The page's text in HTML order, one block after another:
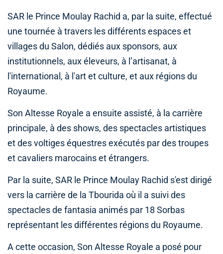
SAR le Prince Moulay Rachid a, par la suite, effectué
une tournée à travers les différents espaces et
villages du Salon, dédiés aux sponsors, aux
institutionnels, aux éleveurs, à l’artisanat, à
l'international, à l'art et culture, et aux régions du
Royaume.
Son Altesse Royale a ensuite assisté, à la carrière
principale, à des shows, des spectacles artistiques
et des voltiges équestres exécutés par des troupes
et cavaliers marocains et étrangers.
Par la suite, SAR le Prince Moulay Rachid s'est dirigé
vers la carrière de la Tbourida où il a suivi des
spectacles de fantasia animés par 18 Sorbas
représentant les différentes régions du Royaume.
A cette occasion, Son Altesse Royale a posé pour